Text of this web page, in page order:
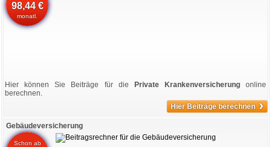
98,44 €
monatl.
Hier können Sie Beiträge für die Private Krankenversicherungonline
berechnen.
Hier Beiträge berechnen ›
Gebäudeversicherung
Schon ab